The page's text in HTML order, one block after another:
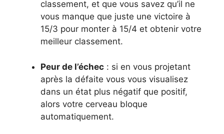
classement, et que vous savez qu’il ne
vous manque que juste une victoire à
15/3 pour monter à 15/4 et obtenir votre
meilleur classement.
Peur de l’échec : si en vous projetant
après la défaite vous vous visualisez
dans un état plus négatif que positif,
alors votre cerveau bloque
automatiquement.